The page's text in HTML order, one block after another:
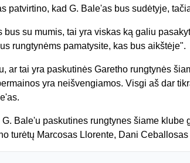
patvirtino, kad G. Bale'as bus sudėtyje,
bus su mumis, tai yra viskas ką galiu
rungtynėms pamatysite, kas bus aikštėje".
ar tai yra paskutinės Garetho rungtynės
yra neišvengiamos. Visgi aš dar
G. Bale'u paskutines rungtynes šiame
turėtų Marcosas Llorente, Dani